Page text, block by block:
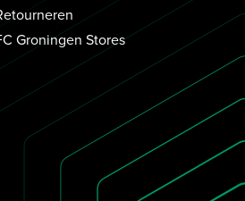
Groningen Stores